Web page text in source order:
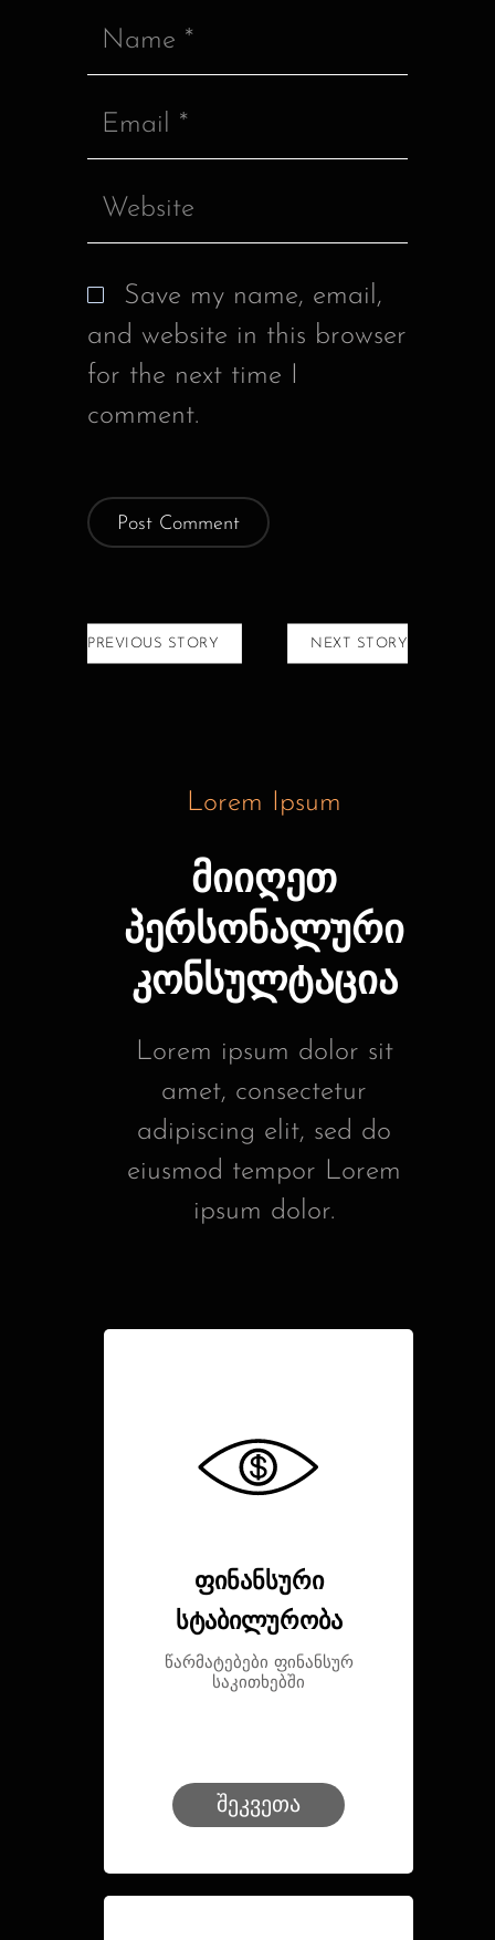
Save my name, email,
and website in this browser
for the next time I
comment.
PREVIOUS STORY NEXT STORY
Lorem Ipsum
მიიღეთ
პერსონალური
კონსულტაცია
Lorem ipsum dolor sit
amet, consectetur
adipiscing elit, sed do
eiusmod tempor Lorem
ipsum dolor.
ფინანსური
სტაბილურობა
წარმატებები ფინანსურ
საკითხებში
შეკვეთა